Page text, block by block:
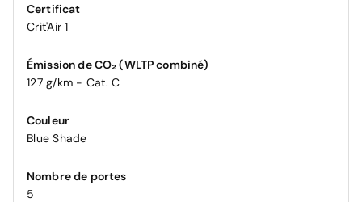
Certificat
Crit'Air 1
Émission de CO₂ (WLTP combiné)
127 g/km - Cat. C
Couleur
Blue Shade
Nombre de portes
5